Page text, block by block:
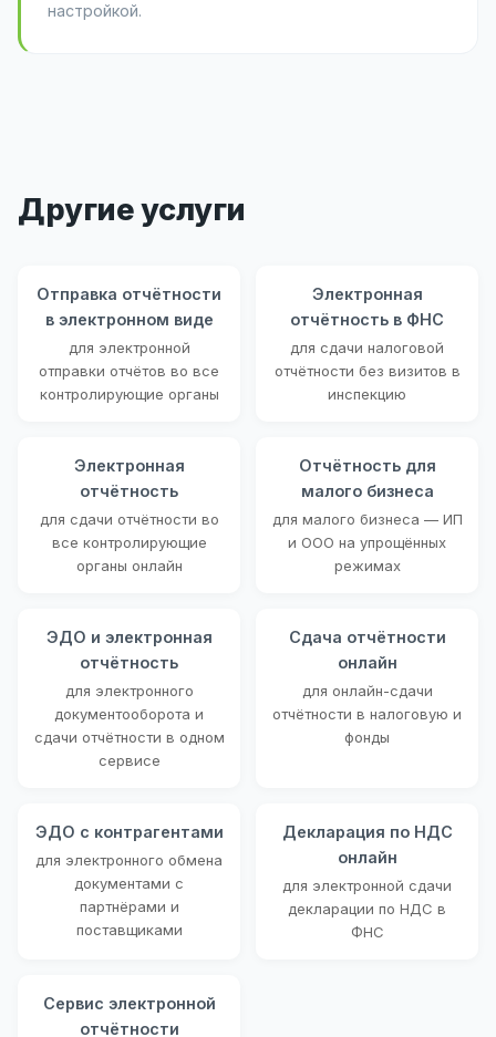
настройкой.
Другие услуги
Отправка отчётности
в электронном виде
для электронной
отправки отчётов во все
контролирующие органы
Электронная
отчётность в ФНС
для сдачи налоговой
отчётности без визитов в
инспекцию
Электронная
отчётность
для сдачи отчётности во
все контролирующие
органы онлайн
Отчётность для
малого бизнеса
для малого бизнеса — ИП
и ООО на упрощённых
режимах
ЭДО и электронная
отчётность
для электронного
документооборота и
сдачи отчётности в одном
сервисе
Сдача отчётности
онлайн
для онлайн-сдачи
отчётности в налоговую и
фонды
ЭДО с контрагентами
для электронного обмена
документами с
партнёрами и
поставщиками
Декларация по НДС
онлайн
для электронной сдачи
декларации по НДС в
ФНС
Сервис электронной
отчётности